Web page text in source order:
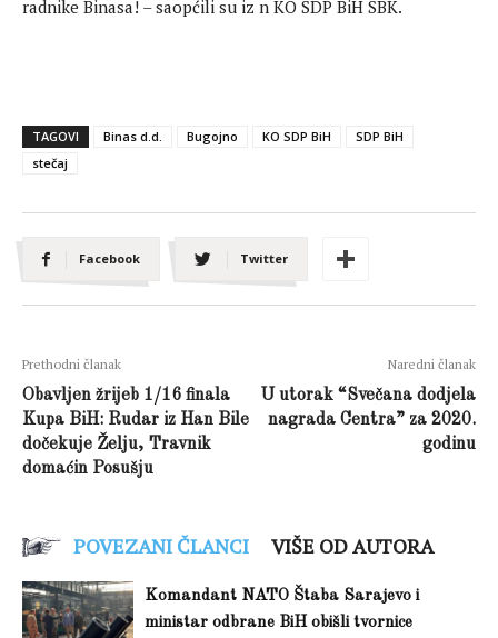
radnike Binasa! – saopćili su iz n KO SDP BiH SBK.
TAGOVI Binas d.d. Bugojno KO SDP BiH
SDP BiH
stečaj
Facebook Twitter
Prethodni članak
Obavljen žrijeb 1/16 finala
Kupa BiH: Rudar iz Han Bile
dočekuje Želju, Travnik
domaćin Posušju
Naredni članak
U utorak “Svečana dodjela
nagrada Centra” za 2020.
godinu
POVEZANI ČLANCI VIŠE OD AUTORA
Komandant NATO Štaba Sarajevo i
ministar odbrane BiH obišli tvornice